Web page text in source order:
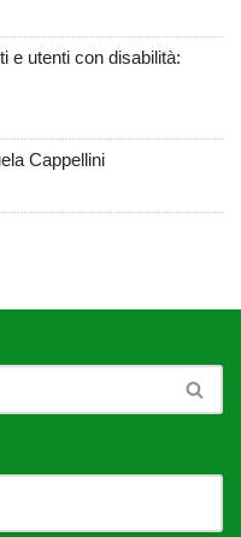
e utenti con disabilità:
Cappellini